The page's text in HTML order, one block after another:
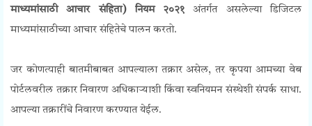
माध्यमांसाठी आचार संहिता) नियम २०२१ अंतर्गत असलेल्या डिजिटल
माध्यमांसाठीच्या आचार संहितेचे पालन करतो.
जर कोणत्याही बातमीबाबत आपल्याला तक्रार असेल, तर कृपया आमच्या वेब
पोर्टलवरील तक्रार निवारण अधिकाऱ्याशी किंवा स्वनियमन संस्थेशी संपर्क साधा.
आपल्या तक्रारींचे निवारण करण्यात येईल.